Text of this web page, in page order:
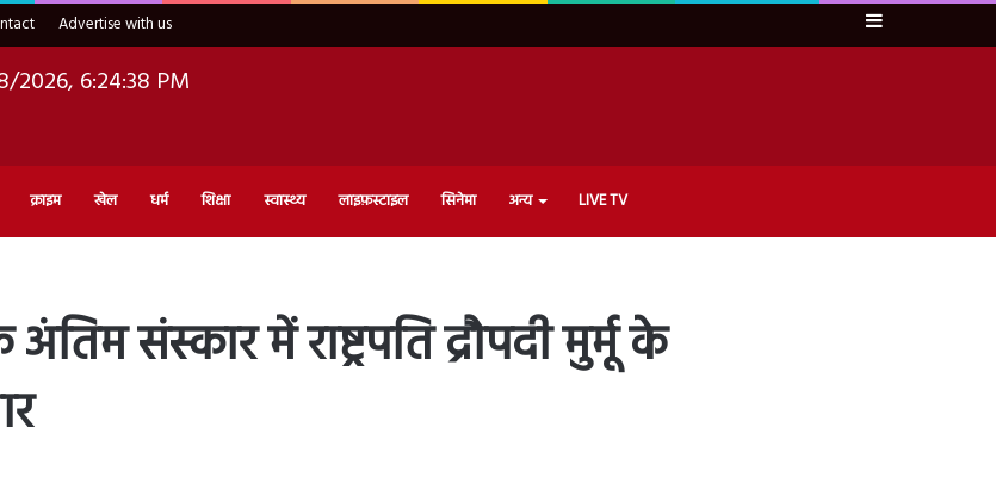
Advertise with us Sidebar
2026, 6:24:39 PM
क्राइम खेल धर्म शिक्षा स्वास्थ्य लाइफ़स्टाइल सिनेमा अन्य LIVE TV
संस्कार में राष्ट्रपति द्रौपदी मुर्मू के